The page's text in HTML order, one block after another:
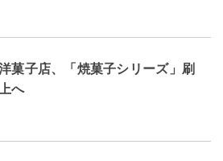
菓子店、「焼菓子シリーズ」刷
へ